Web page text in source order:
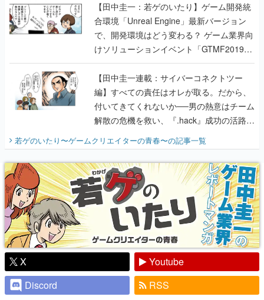
【田中圭一：若ゲのいたり】ゲーム開発統
合環境「Unreal Engine」最新バージョン
で、開発環境はどう変わる？ ゲーム業界向
けソリューションイベント「GTMF2019」
に行って、より理解を深めよう【PR】
【田中圭一連載：サイバーコネクトツー
編】すべての責任はオレが取る。だから、
付いてきてくれないか──男の熱意はチーム
解散の危機を救い、『.hack』成功の活路を
開く。業界の快男児・松山 洋に流れる血は
『少年ジャンプ』色だった【若ゲのいた
り】
若ゲのいたり〜ゲームクリエイターの青春〜の記事一覧
X
Youtube
Discord
RSS